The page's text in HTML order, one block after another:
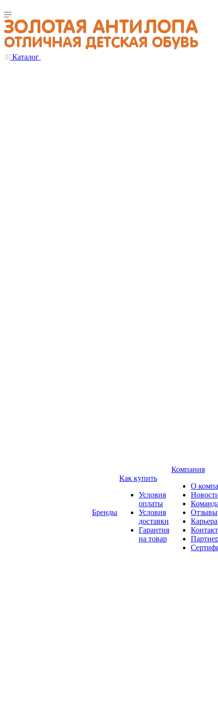
Каталог
Бренды
Как купить
Условия
оплаты
Условия
доставки
Гарантия
на товар
Компания
О
Отзывы
Карьера